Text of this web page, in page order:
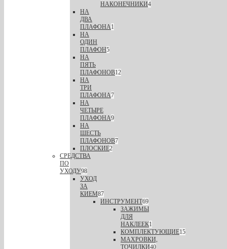
НАКОНЕЧНИКИ4
НА
ДВА
ПЛАФОНА1
НА
ОДИН
ПЛАФОН5
НА
ПЯТЬ
ПЛАФОНОВ12
НА
ТРИ
ПЛАФОНА7
НА
ЧЕТЫРЕ
ПЛАФОНА9
НА
ШЕСТЬ
ПЛАФОНОВ7
ПЛОСКИЕ2
СРЕДСТВА
ПО
УХОДУ98
УХОД
ЗА
КИЕМ87
ИНСТРУМЕНТ69
ЗАЖИМЫ
ДЛЯ
НАКЛЕЕК1
КОМПЛЕКТУЮЩИЕ15
МАХРОВКИ,
ТОЧИЛКИ40